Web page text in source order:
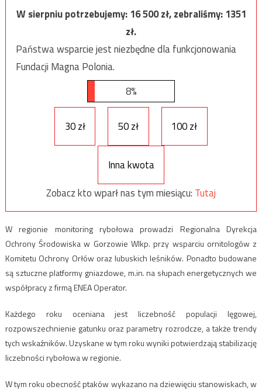
W sierpniu potrzebujemy:16 500zł, zebraliśmy:1351
zł.
Państwa wsparcie jest niezbędne dla funkcjonowania
Fundacji Magna Polonia.
8%
30 zł 50 zł 100 zł
Inna kwota
Zobacz kto wparł nas tym miesiącu: Tutaj
W regionie monitoring rybołowa prowadzi Regionalna Dyrekcja
Ochrony Środowiska w Gorzowie Wlkp. przy wsparciu ornitologów z
Komitetu Ochrony Orłów oraz lubuskich leśników. Ponadto budowane
są sztuczne platformy gniazdowe, m.in. na słupach energetycznych we
współpracy z firmą ENEA Operator.
Każdego roku oceniana jest liczebność populacji lęgowej,
rozpowszechnienie gatunku oraz parametry rozrodcze, a także trendy
tych wskaźników. Uzyskane w tym roku wyniki potwierdzają stabilizację
liczebności rybołowa w regionie.
W tym roku obecność ptaków wykazano na dziewięciu stanowiskach, w